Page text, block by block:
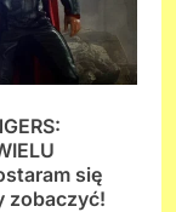
się
zobaczyć!